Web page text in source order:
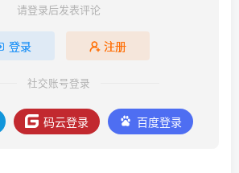
请登录后发表评论
登录 注册
社交账号登录
码云登录 百度登录